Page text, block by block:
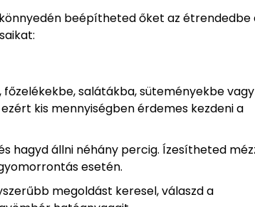
beépítheted őket az étrendedbe
salátákba, süteményekbe
kis mennyiségben érdemes kezdeni a
hagyd állni néhány percig. Ízesítheted
esetén.
megoldást keresel, válaszd a